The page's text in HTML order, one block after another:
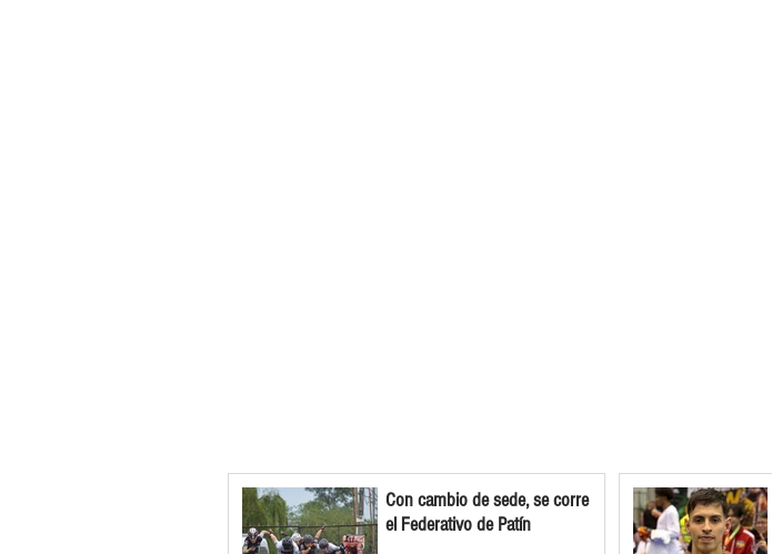
Con cambio de sede, se corre
el Federativo de Patín